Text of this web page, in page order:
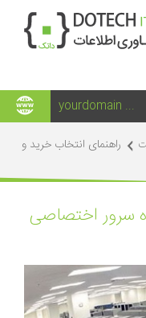
راهنمای انتخاب خرید و
سرور اختصاصی